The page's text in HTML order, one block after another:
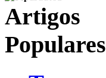
Artigos
Populares